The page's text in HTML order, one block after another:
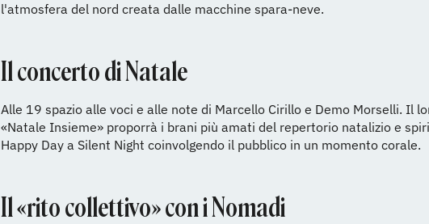
l'atmosfera del nord creata dalle macchine spara-neve.
Il concerto di Natale
Alle 19 spazio alle voci e alle note di Marcello Cirillo e Demo Morselli. Il
«Natale Insieme» proporrà i brani più amati del repertorio natalizio e
Happy Day a Silent Night coinvolgendo il pubblico in un momento corale.
Il «rito collettivo» con i Nomadi